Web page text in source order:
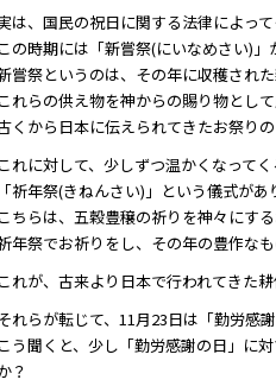
は、国民の祝日に関する法律によって
この時期には「新嘗祭(にいなめさい)」
嘗祭というのは、その年に収穫され
これらの供え物を神からの賜り物とし
くから日本に伝えられてきたお祭りの
これに対して、少しずつ温かくなってく
「祈年祭(きねんさい)」という儀式があ
こちらは、五穀豊穣の祈りを神々にする
年祭でお祈りをし、その年の豊作なも
これが、古来より日本で行われてきた耕
れらが転じて、11月23日は「勤労感
こう聞くと、少し「勤労感謝の日」に
？